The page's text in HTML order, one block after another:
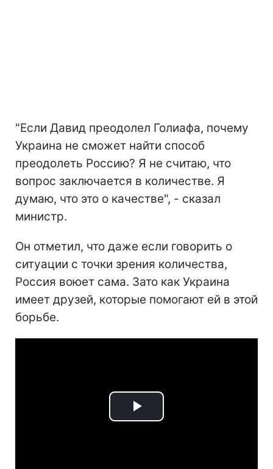
"Если Давид преодолел Голиафа, почему
Украина не сможет найти способ
преодолеть Россию? Я не считаю, что
вопрос заключается в количестве. Я
думаю, что это о качестве", - сказал
министр.
Он отметил, что даже если говорить о
ситуации с точки зрения количества,
Россия воюет сама. Зато как Украина
имеет друзей, которые помогают ей в этой
борьбе.
Play